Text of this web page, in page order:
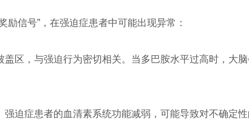
信号”，在强迫症患者中可能出现异常：
区，与强迫行为密切相关。当多巴胺水平过高时，大
迫症患者的血清素系统功能减弱，可能导致对不确定性